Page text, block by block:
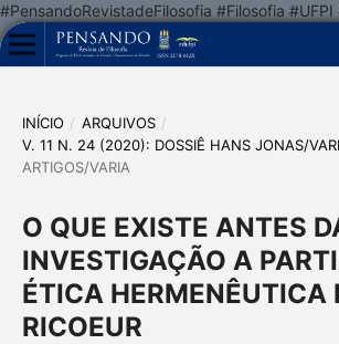
#PensandoRevistadeFilosofia #Filosofia
INÍCIO / ARQUIVOS /
V. 11 N. 24 (2020): DOSSIÊ HANS JONAS/
ARTIGOS/VARIA
O QUE EXISTE ANTES
INVESTIGAÇÃO A
ÉTICA HERMENÊUTICA
RICOEUR